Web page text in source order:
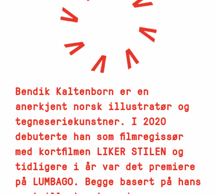
Bendik Kaltenborn er en
anerkjent norsk illustratør og
tegneseriekunstner. I 2020
debuterte han som filmregissør
med kortfilmen LIKER STILEN og
tidligere i år var det premiere
på LUMBAGO. Begge basert på hans